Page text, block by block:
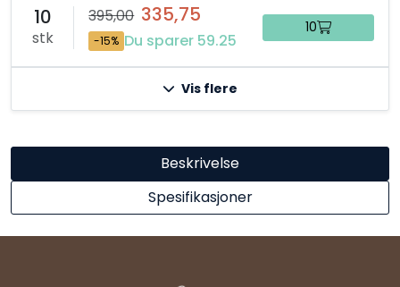
10
stk
395,00 335,75
-15% Du sparer 59.25
10
Vis flere
Beskrivelse
Spesifikasjoner